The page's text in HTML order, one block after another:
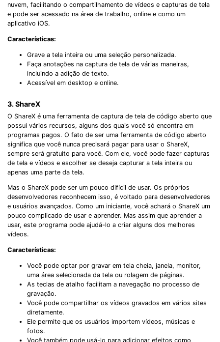
nuvem, facilitando o compartilhamento de vídeos e capturas de tela
e pode ser acessado na área de trabalho, online e como um
aplicativo iOS.
Características:
Grave a tela inteira ou uma seleção personalizada.
Faça anotações na captura de tela de várias maneiras,
incluindo a adição de texto.
Acessível em desktop e online.
3. ShareX
O ShareX é uma ferramenta de captura de tela de código aberto que
possui vários recursos, alguns dos quais você só encontra em
programas pagos. O fato de ser uma ferramenta de código aberto
significa que você nunca precisará pagar para usar o ShareX,
sempre será gratuito para você. Com ele, você pode fazer capturas
de tela e vídeos e escolher se deseja capturar a tela inteira ou
apenas uma parte da tela.
Mas o ShareX pode ser um pouco difícil de usar. Os próprios
desenvolvedores reconhecem isso, é voltado para desenvolvedores
e usuários avançados. Como um iniciante, você achará o ShareX um
pouco complicado de usar e aprender. Mas assim que aprender a
usar, este programa pode ajudá-lo a criar alguns dos melhores
vídeos.
Características:
Você pode optar por gravar em tela cheia, janela, monitor,
uma área selecionada da tela ou rolagem de páginas.
As teclas de atalho facilitam a navegação no processo de
gravação.
Você pode compartilhar os vídeos gravados em vários sites
diretamente.
Ele permite que os usuários importem vídeos, músicas e
fotos.
Você também pode usá-lo para adicionar efeitos como